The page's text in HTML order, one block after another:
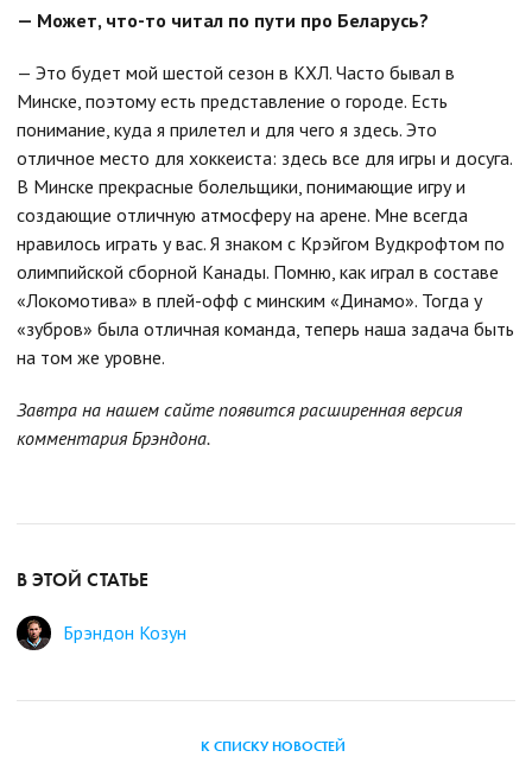
— Может, что-то читал по пути про Беларусь?
— Это будет мой шестой сезон в КХЛ. Часто бывал в
Минске, поэтому есть представление о городе. Есть
понимание, куда я прилетел и для чего я здесь. Это
отличное место для хоккеиста: здесь все для игры и досуга.
В Минске прекрасные болельщики, понимающие игру и
создающие отличную атмосферу на арене. Мне всегда
нравилось играть у вас. Я знаком с Крэйгом Вудкрофтом по
олимпийской сборной Канады. Помню, как играл в составе
«Локомотива» в плей-офф с минским «Динамо». Тогда у
«зубров» была отличная команда, теперь наша задача быть
на том же уровне.
Завтра на нашем сайте появится расширенная версия
комментария Брэндона.
В ЭТОЙ СТАТЬЕ
Брэндон Козун
К СПИСКУ НОВОСТЕЙ